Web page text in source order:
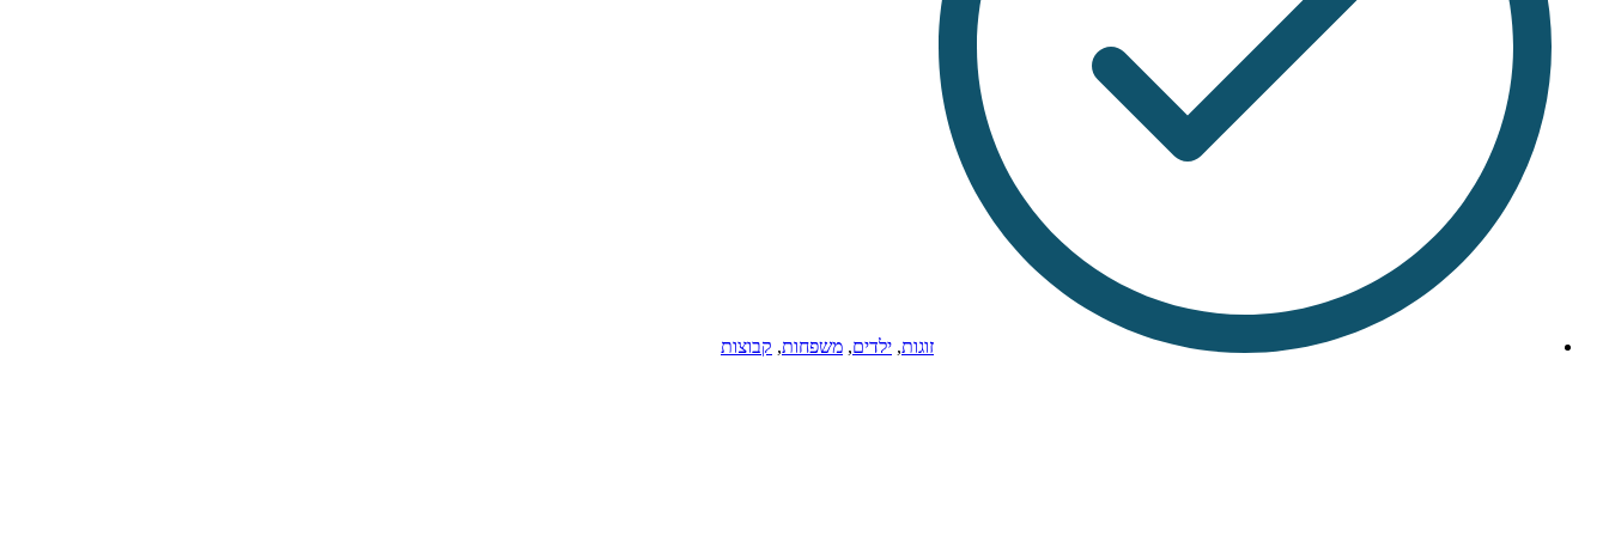
זוגות, ילדים, משפחות, קבוצות